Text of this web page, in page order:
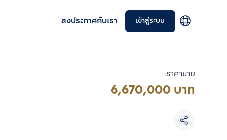
ลงประกาศกับเรา เข้าสู่ระบบ
ราคาขาย
6,670,000 บาท